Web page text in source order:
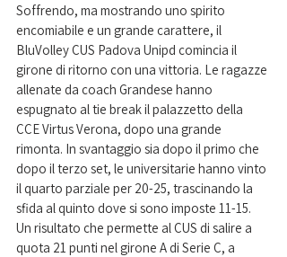
Soffrendo, ma mostrando uno spirito
encomiabile e un grande carattere, il
BluVolley CUS Padova Unipd comincia il
girone di ritorno con una vittoria. Le ragazze
allenate da coach Grandese hanno
espugnato al tie break il palazzetto della
CCE Virtus Verona, dopo una grande
rimonta. In svantaggio sia dopo il primo che
dopo il terzo set, le universitarie hanno vinto
il quarto parziale per 20-25, trascinando la
sfida al quinto dove si sono imposte 11-15.
Un risultato che permette al CUS di salire a
quota 21 punti nel girone A di Serie C, a